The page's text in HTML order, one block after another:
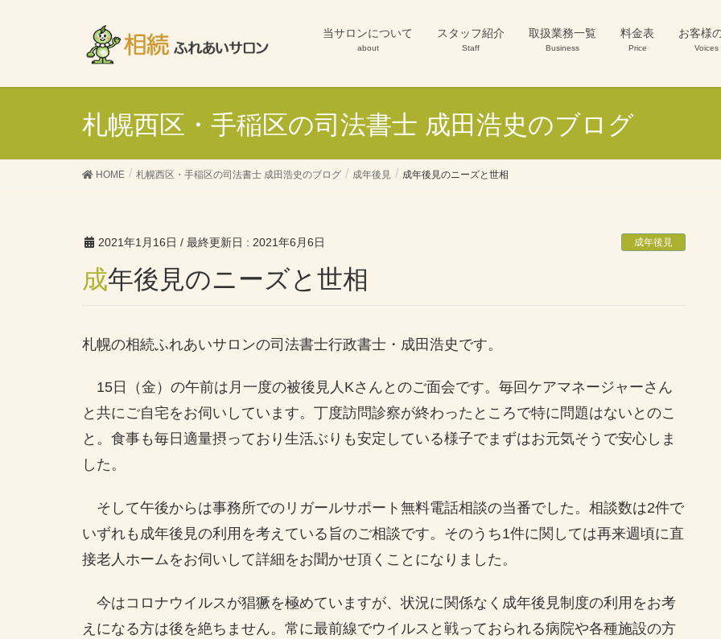
当サロンについて
about
スタッフ紹介
Staff
取扱業務一覧
Business
料金表
Price
お客様
Voices
札幌西区・手稲区の司法書士 成田浩史のブログ
HOME 札幌西区・手稲区の司法書士 成田浩史のブログ 成年後見 成年後見のニーズと世相
2021年1月16日 / 最終更新日 : 2021年6月6日 成年後見
成年後見のニーズと世相
札幌の相続ふれあいサロンの司法書士行政書士・成田浩史です。
15日（金）の午前は月一度の被後見人Kさんとのご面会です。毎回ケアマネージャーさん
と共にご自宅をお伺いしています。丁度訪問診察が終わったところで特に問題はないとのこ
と。食事も毎日適量摂っており生活ぶりも安定している様子でまずはお元気そうで安心しま
した。
そして午後からは事務所でのリガールサポート無料電話相談の当番でした。相談数は2件で
いずれも成年後見の利用を考えている旨のご相談です。そのうち1件に関しては再来週頃に直
接老人ホームをお伺いして詳細をお聞かせ頂くことになりました。
今はコロナウイルスが猖獗を極めていますが、状況に関係なく成年後見制度の利用をお考
えになる方は後を絶ちません。常に最前線でウイルスと戦っておられる病院や各種施設の方